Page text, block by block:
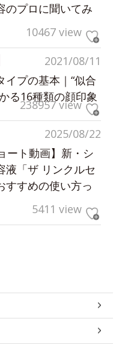
のプロに聞いてみ
10467 view
2021/08/11
イプの基本｜“似合
る16種類の顔印象
238957 view
2025/08/22
ート動画】新・シ
液「ザ リンクルセ
すすめの使い方っ
5411 view